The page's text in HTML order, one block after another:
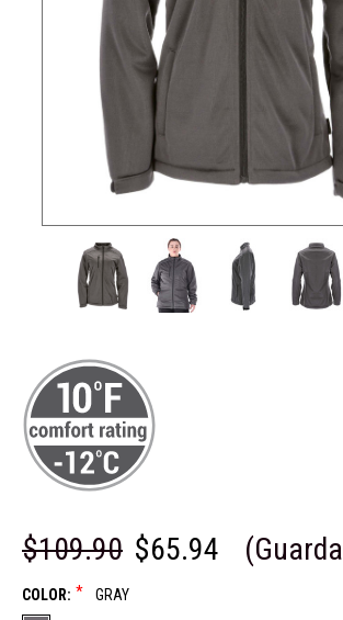
$109.90 $65.94 (Guarda
COLOR: * GRAY